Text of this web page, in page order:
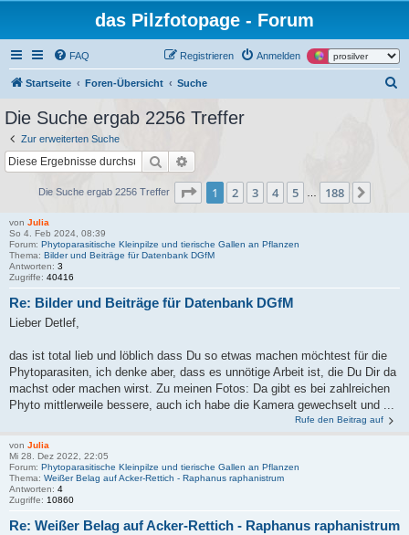
das Pilzfotopage - Forum
FAQ Anmelden
Registrieren
Startseite Foren-Übersicht Suche
Die Suche ergab 2256 Treffer
Zur erweiterten Suche
Suche
Die Suche ergab 2256 Treffer Seite 1von 188
1 2 3 4 5 188
von Julia
So 4. Feb 2024, 08:39
Forum: Phytoparasitische Kleinpilze und tierische Gallen an Pflanzen
Thema: Bilder und Beiträge für Datenbank DGfM
Antworten: 3
Zugriffe: 40416
Re: Bilder und Beiträge für Datenbank DGfM
Lieber Detlef,
das ist total lieb und löblich dass Du so etwas machen möchtest für die
Phytoparasiten, ich denke aber, dass es unnötige Arbeit ist, die Du Dir da
machst oder machen wirst. Zu meinen Fotos: Da gibt es bei zahlreichen
Phyto mittlerweile bessere, auch ich habe die Kamera gewechselt und ...
Rufe den Beitrag auf
von Julia
Mi 28. Dez 2022, 22:05
Forum: Phytoparasitische Kleinpilze und tierische Gallen an Pflanzen
Thema: Weißer Belag auf Acker-Rettich - Raphanus raphanistrum
Antworten: 4
Zugriffe: 10860
Re: Weißer Belag auf Acker-Rettich - Raphanus raphanistrum